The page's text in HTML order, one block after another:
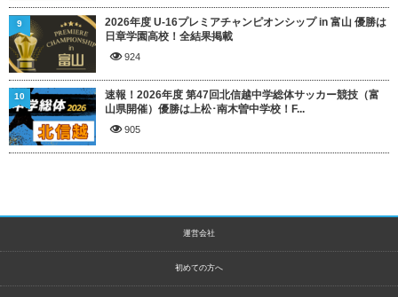
2026年度 U-16プレミアチャンピオンシップ in 富山 優勝は
日章学園高校！全結果掲載
924
9
速報！2026年度 第47回北信越中学総体サッカー競技（富
山県開催）優勝は上松･南木曽中学校！F...
905
10
運営会社
初めての方へ